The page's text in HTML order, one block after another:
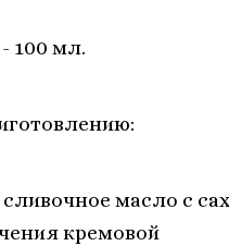
100 мл.
сливочное масло с
кремовой